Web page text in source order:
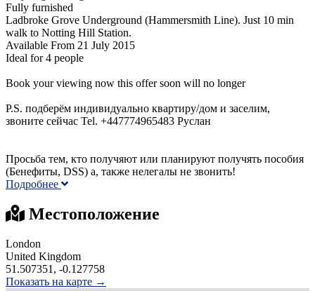
Fully furnished
Ladbroke Grove Underground (Hammersmith Line). Just 10 min
walk to Notting Hill Station.
Available From 21 July 2015
Ideal for 4 people
Book your viewing now this offer soon will no longer
P.S. подберём индивидуально квартиру/дом и заселим,
звоните сейчaс Tel. +447774965483 Руслан
Просьба тем, кто получяют или планируют получять пособия
(Бенефиты, DSS) а, также нелегалы не звонить!
Подробнее
Местоположение
London
United Kingdom
51.507351, -0.127758
Показать на карте →